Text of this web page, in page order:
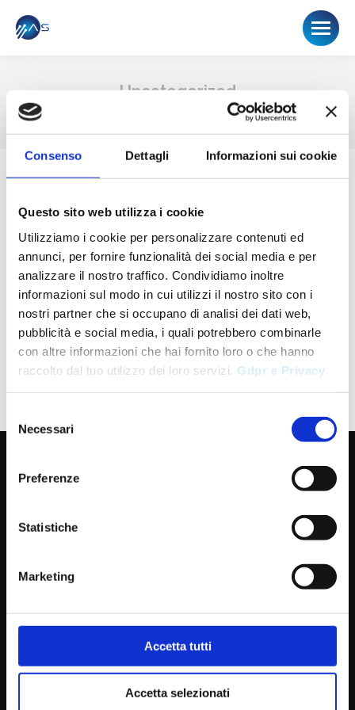
Consenso Dettagli Informazioni sui cookie
Questo sito web utilizza i cookie
Utilizziamo i cookie per personalizzare contenuti ed
annunci, per fornire funzionalità dei social media e per
analizzare il nostro traffico. Condividiamo inoltre
informazioni sul modo in cui utilizzi il nostro sito con i
nostri partner che si occupano di analisi dei dati web,
pubblicità e social media, i quali potrebbero combinarle
con altre informazioni che hai fornito loro o che hanno
raccolto dal tuo utilizzo dei loro servizi. Gdpr e Privacy
delNecessari
Preferenze
Statistiche
Marketing
Accetta tutti
Accetta selezionati
Uncategorized
Uncategorized
Hello world!
Uncategorized DiAaron Sabadin
Giugno 30, 2022
1 commento
Welcome to WordPress. This is your first post.
Edit or delete it, then start writing!
Categories